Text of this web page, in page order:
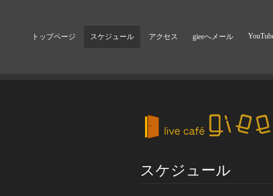
トップページ スケジュール アクセス gieeへメール
スケジュール